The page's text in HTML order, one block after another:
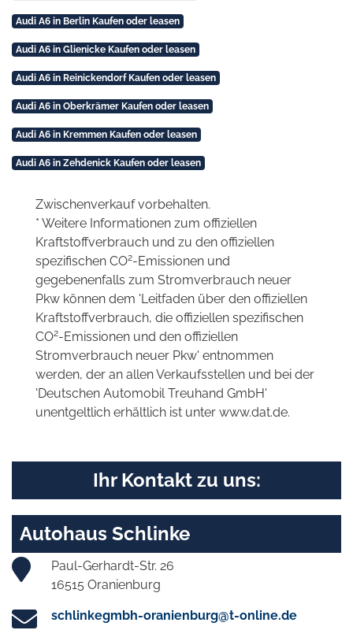
Audi A6 in Berlin Kaufen oder leasen
Audi A6 in Glienicke Kaufen oder leasen
Audi A6 in Reinickendorf Kaufen oder leasen
Audi A6 in Oberkrämer Kaufen oder leasen
Audi A6 in Kremmen Kaufen oder leasen
Audi A6 in Zehdenick Kaufen oder leasen
Zwischenverkauf vorbehalten.
* Weitere Informationen zum offiziellen
Kraftstoffverbrauch und zu den offiziellen
spezifischen CO2-Emissionen und
gegebenenfalls zum Stromverbrauch neuer
Pkw können dem 'Leitfaden über den offiziellen
Kraftstoffverbrauch, die offiziellen spezifischen
CO2-Emissionen und den offiziellen
Stromverbrauch neuer Pkw' entnommen
werden, der an allen Verkaufsstellen und bei der
'Deutschen Automobil Treuhand GmbH'
unentgeltlich erhältlich ist unter www.dat.de.
Ihr Kontakt zu uns:
Autohaus Schlinke
Paul-Gerhardt-Str. 26
16515 Oranienburg
schlinkegmbh-oranienburg@t-online.de